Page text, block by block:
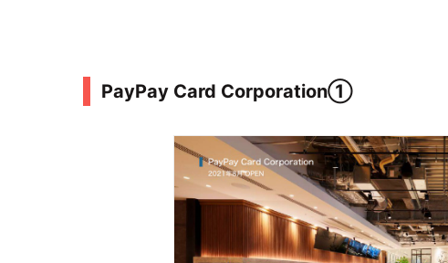
PayPay Card Corporation①